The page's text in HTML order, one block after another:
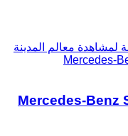
لمشاهدة معالم المدينة
Mercedes-
Mercedes-Benz